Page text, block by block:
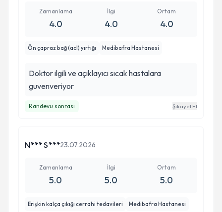
Zamanlama
4.0
İlgi
4.0
Ortam
4.0
Ön çapraz bağ (acl) yırtığı Medibafra Hastanesi
Doktor ilgili ve açıklayıcı sıcak hastalara
guvenveriyor
Randevu sonrası Şikayet Et
N*** S***23.07.2026
Zamanlama
5.0
İlgi
5.0
Ortam
5.0
Erişkin kalça çıkığı cerrahi tedavileri Medibafra Hastanesi